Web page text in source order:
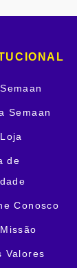
Semaan
de
Conosco
Valores